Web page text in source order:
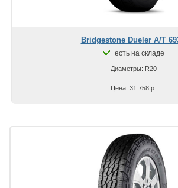
Bridgestone Dueler A/T
есть на складе
Диаметры: R20
Цена: 31 758 р.